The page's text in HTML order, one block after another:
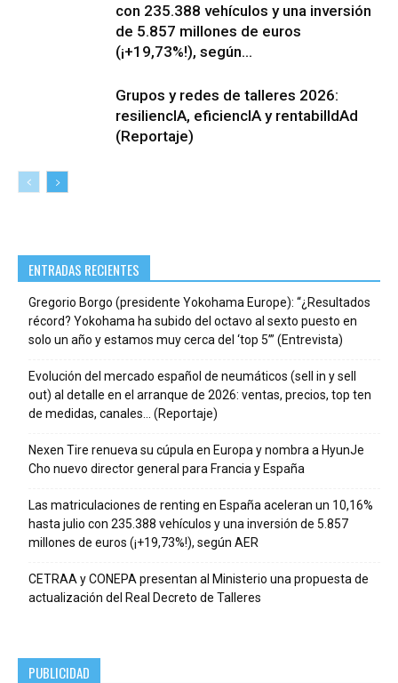
con 235.388 vehículos y una inversión
de 5.857 millones de euros
(¡+19,73%!), según...
Grupos y redes de talleres 2026:
resiliencIA, eficiencIA y rentabilIdAd
(Reportaje)
ENTRADAS RECIENTES
Gregorio Borgo (presidente Yokohama Europe): “¿Resultados
récord? Yokohama ha subido del octavo al sexto puesto en
solo un año y estamos muy cerca del ‘top 5’” (Entrevista)
Evolución del mercado español de neumáticos (sell in y sell
out) al detalle en el arranque de 2026: ventas, precios, top ten
de medidas, canales… (Reportaje)
Nexen Tire renueva su cúpula en Europa y nombra a HyunJe
Cho nuevo director general para Francia y España
Las matriculaciones de renting en España aceleran un 10,16%
hasta julio con 235.388 vehículos y una inversión de 5.857
millones de euros (¡+19,73%!), según AER
CETRAA y CONEPA presentan al Ministerio una propuesta de
actualización del Real Decreto de Talleres
PUBLICIDAD